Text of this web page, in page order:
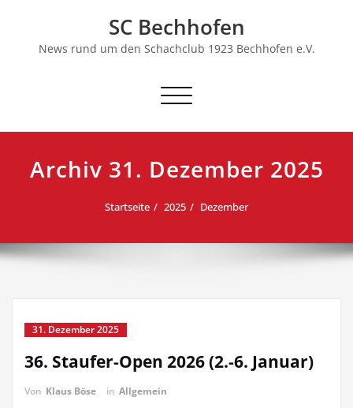
SC Bechhofen
News rund um den Schachclub 1923 Bechhofen e.V.
Schalte
Archiv 31. Dezember 2025
Startseite 2025 Dezember
31. Dezember 2025
36. Staufer-Open 2026 (2.-6. Januar)
Von Klaus Böse in Allgemein